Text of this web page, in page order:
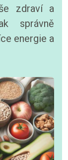
zdraví a
správně
energie a